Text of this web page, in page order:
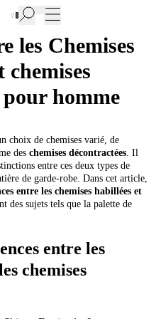
| Jusqu'à -50%
les Chemises
chemises
pour homme
choix de chemises varié, de
des chemises décontractées. Il
entre ces deux types de
de garde-robe. Dans cet article,
entre les chemises habillées et
des sujets tels que la palette de
entre les
chemises